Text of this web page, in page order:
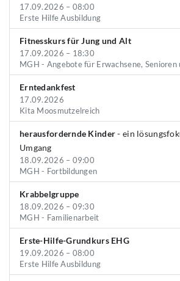
17.09.2026 – 08:00
Erste Hilfe Ausbildung
Fitnesskurs für Jung und Alt
17.09.2026 – 18:30
MGH - Angebote für Erwachsene, Senioren
Erntedankfest
17.09.2026
Kita Moosmutzelreich
herausfordernde Kinder- ein
Umgang
18.09.2026 – 09:00
MGH - Fortbildungen
Krabbelgruppe
18.09.2026 – 09:30
MGH - Familienarbeit
Erste-Hilfe-Grundkurs EHG
19.09.2026 – 08:00
Erste Hilfe Ausbildung